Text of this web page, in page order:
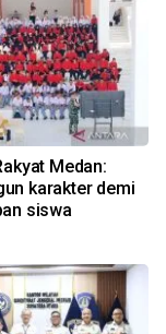
Medan:
karakter demi
siswa